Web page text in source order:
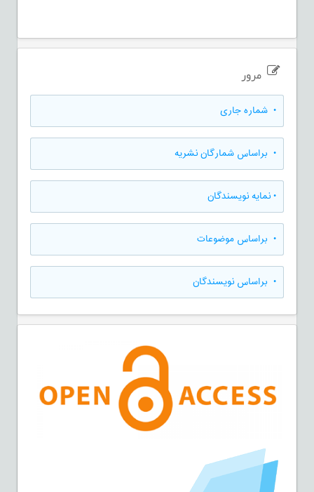
مرور
• شماره جاری
• براساس شمارگان نشریه
•نمایه نویسندگان
• براساس موضوعات
• براساس نویسندگان